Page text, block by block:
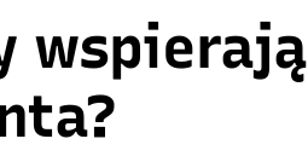
wspierają